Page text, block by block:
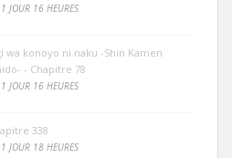
JOUR 16 HEURES
wa konoyo ni naku -Shin Kamen
- Chapitre 78
JOUR 16 HEURES
338
JOUR 18 HEURES